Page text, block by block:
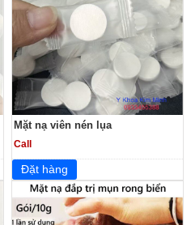
Mặt nạ viên nén lụa
Call